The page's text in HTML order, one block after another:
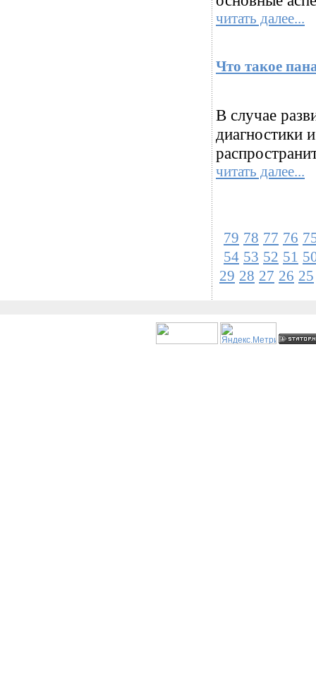
читать далее...
Что такое
В случае
диагностики
читать далее...
79 78 77 76
54 53 52 51
29 28 27 26 25